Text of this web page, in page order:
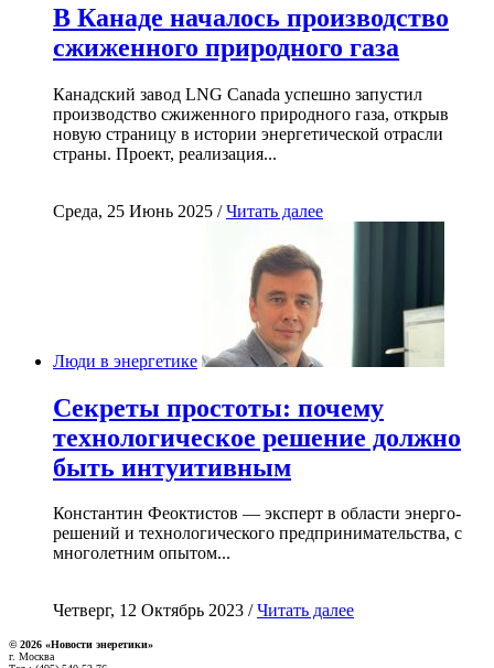
В Канаде началось производство
сжиженного природного газа
Канадский завод LNG Canada успешно запустил
производство сжиженного природного газа, открыв
новую страницу в истории энергетической отрасли
страны. Проект, реализация...
Среда, 25 Июнь 2025 /Читать далее
Люди в энергетике
Секреты простоты: почему
технологическое решение должно
быть интуитивным
Константин Феоктистов — эксперт в области энерго-
решений и технологического предпринимательства, с
многолетним опытом...
Четверг, 12 Октябрь 2023 /Читать далее
© 2026 «Новости энеретики»
г. Москва